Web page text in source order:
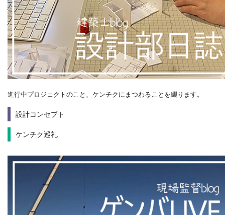
進行中プロジェクトのこと、ケンチクにまつわることを綴ります。
設計コンセプト
ケンチク巡礼